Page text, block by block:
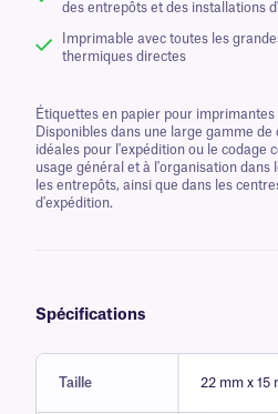
des entrepôts et des installations
Imprimable avec toutes les
thermiques directes
Étiquettes en papier pour
Disponibles dans une large gamme
idéales pour l'expédition ou le codage
usage général et à l'organisation dans
les entrepôts, ainsi que dans les
d'expédition.
Spécifications
Taille 22 mm x 15